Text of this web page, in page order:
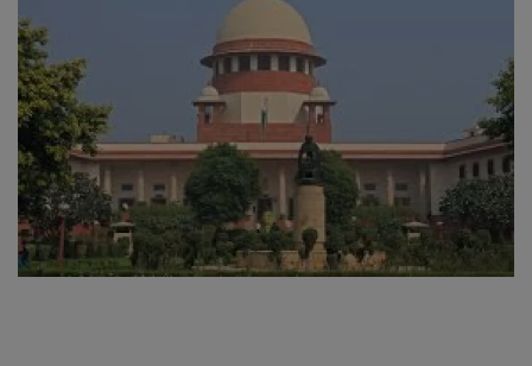
About Author
Contact
Dipotsav Special
આંતરરાષ્ટ્રીય
રાષ્ટ્રીય